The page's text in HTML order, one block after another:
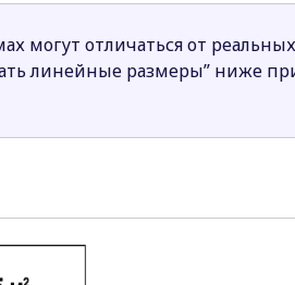
с современным дизайном
могут отличаться от
линейные размеры” ниже